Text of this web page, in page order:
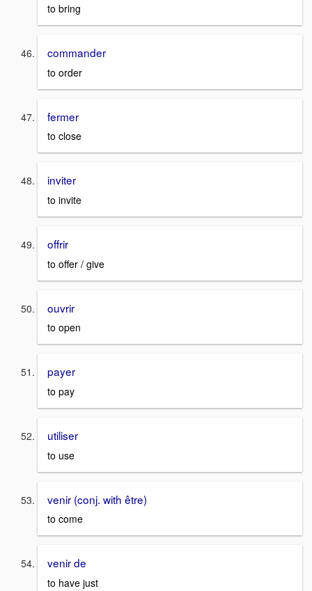
to bring
commander
to order
fermer
to close
inviter
to invite
offrir
to offer / give
ouvrir
to open
payer
to pay
utiliser
to use
venir (conj. with être)
to come
venir de
to have just